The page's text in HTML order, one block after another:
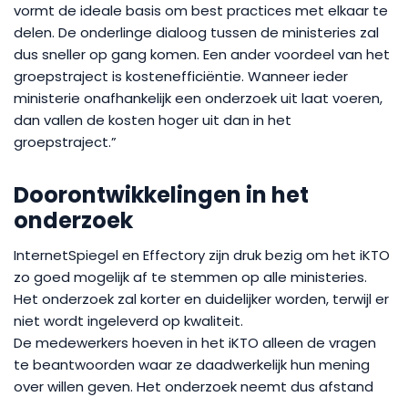
vormt de ideale basis om best practices met elkaar te
delen. De onderlinge dialoog tussen de ministeries zal
dus sneller op gang komen. Een ander voordeel van het
groepstraject is kostenefficiëntie. Wanneer ieder
ministerie onafhankelijk een onderzoek uit laat voeren,
dan vallen de kosten hoger uit dan in het
groepstraject.”
Doorontwikkelingen in het
onderzoek
InternetSpiegel en Effectory zijn druk bezig om het iKTO
zo goed mogelijk af te stemmen op alle ministeries.
Het onderzoek zal korter en duidelijker worden, terwijl er
niet wordt ingeleverd op kwaliteit.
De medewerkers hoeven in het iKTO alleen de vragen
te beantwoorden waar ze daadwerkelijk hun mening
over willen geven. Het onderzoek neemt dus afstand